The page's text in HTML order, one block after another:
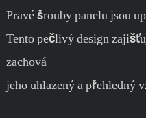
Pravé šrouby panelu jsou
Tento pečlivý design
zachová
jeho uhlazený a přehledný